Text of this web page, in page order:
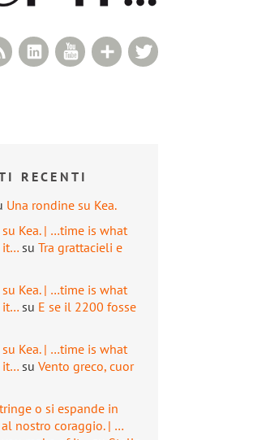
Google+
YouTube
LinkedIn
RSS Feed
Comments
RECENTI
Una rondine su Kea.
Kea. | …time is what
it…su Tra grattacieli e
Kea. | …time is what
it…su E se il 2200 fosse
Kea. | …time is what
it…su Vento greco, cuor
o si espande in
nostro coraggio. | …